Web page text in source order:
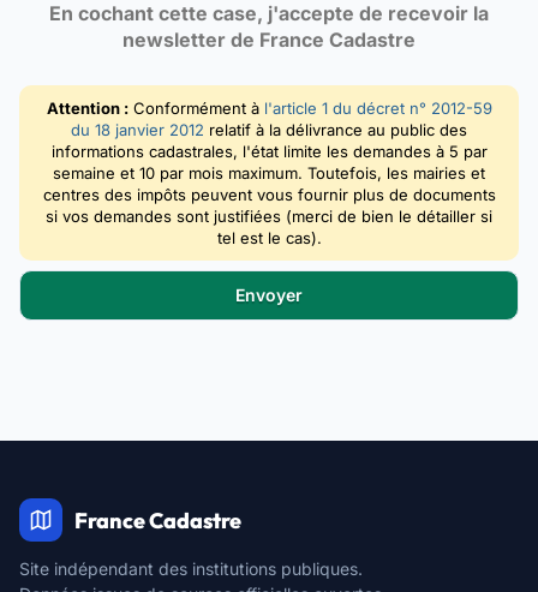
En cochant cette case, j'accepte de recevoir la
newsletter de France Cadastre
Attention :Conformément à l'article 1 du décret n° 2012-59
du 18 janvier 2012 relatif à la délivrance au public des
informations cadastrales, l'état limite les demandes à 5 par
semaine et 10 par mois maximum. Toutefois, les mairies et
centres des impôts peuvent vous fournir plus de documents
si vos demandes sont justifiées (merci de bien le détailler si
tel est le cas).
France Cadastre
Site indépendant des institutions publiques.